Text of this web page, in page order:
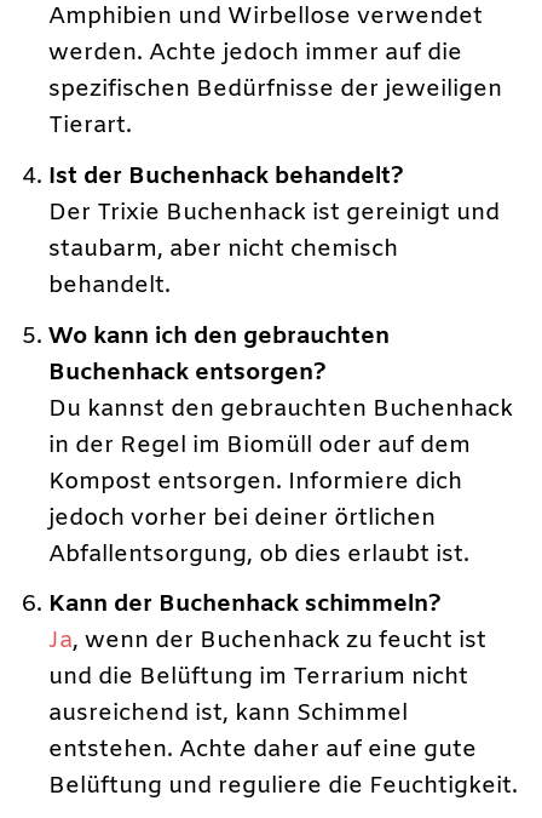
Amphibien und Wirbellose verwendet
werden. Achte jedoch immer auf die
spezifischen Bedürfnisse der jeweiligen
Tierart.
Ist der Buchenhack behandelt?
Der Trixie Buchenhack ist gereinigt und
staubarm, aber nicht chemisch
behandelt.
Wo kann ich den gebrauchten
Buchenhack entsorgen?
Du kannst den gebrauchten Buchenhack
in der Regel im Biomüll oder auf dem
Kompost entsorgen. Informiere dich
jedoch vorher bei deiner örtlichen
Abfallentsorgung, ob dies erlaubt ist.
Kann der Buchenhack schimmeln?
Ja, wenn der Buchenhack zu feucht ist
und die Belüftung im Terrarium nicht
ausreichend ist, kann Schimmel
entstehen. Achte daher auf eine gute
Belüftung und reguliere die Feuchtigkeit.